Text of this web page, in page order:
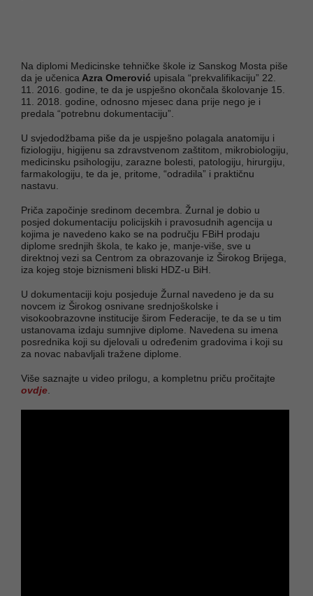
Na diplomi Medicinske tehničke škole iz Sanskog Mosta piše
da je učenica Azra Omerović upisala “prekvalifikaciju” 22.
11. 2016. godine, te da je uspješno okončala školovanje 15.
11. 2018. godine, odnosno mjesec dana prije nego je i
predala “potrebnu dokumentaciju”.
U svjedodžbama piše da je uspješno polagala anatomiju i
fiziologiju, higijenu sa zdravstvenom zaštitom, mikrobiologiju,
medicinsku psihologiju, zarazne bolesti, patologiju, hirurgiju,
farmakologiju, te da je, pritome, “odradila” i praktičnu
nastavu.
Priča započinje sredinom decembra. Žurnal je dobio u
posjed dokumentaciju policijskih i pravosudnih agencija u
kojima je navedeno kako se na području FBiH prodaju
diplome srednjih škola, te kako je, manje-više, sve u
direktnoj vezi sa Centrom za obrazovanje iz Širokog Brijega,
iza kojeg stoje biznismeni bliski HDZ-u BiH.
U dokumentaciji koju posjeduje Žurnal navedeno je da su
novcem iz Širokog osnivane srednjoškolske i
visokoobrazovne institucije širom Federacije, te da se u tim
ustanovama izdaju sumnjive diplome. Navedena su imena
posrednika koji su djelovali u određenim gradovima i koji su
za novac nabavljali tražene diplome.
Više saznajte u video prilogu, a kompletnu priču pročitajte
ovdje